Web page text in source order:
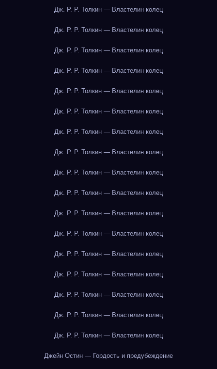
Дж. Р. Р. Толкин — Властелин колец
Дж. Р. Р. Толкин — Властелин колец
Дж. Р. Р. Толкин — Властелин колец
Дж. Р. Р. Толкин — Властелин колец
Дж. Р. Р. Толкин — Властелин колец
Дж. Р. Р. Толкин — Властелин колец
Дж. Р. Р. Толкин — Властелин колец
Дж. Р. Р. Толкин — Властелин колец
Дж. Р. Р. Толкин — Властелин колец
Дж. Р. Р. Толкин — Властелин колец
Дж. Р. Р. Толкин — Властелин колец
Дж. Р. Р. Толкин — Властелин колец
Дж. Р. Р. Толкин — Властелин колец
Дж. Р. Р. Толкин — Властелин колец
Дж. Р. Р. Толкин — Властелин колец
Дж. Р. Р. Толкин — Властелин колец
Дж. Р. Р. Толкин — Властелин колец
Джейн Остин — Гордость и предубеждение